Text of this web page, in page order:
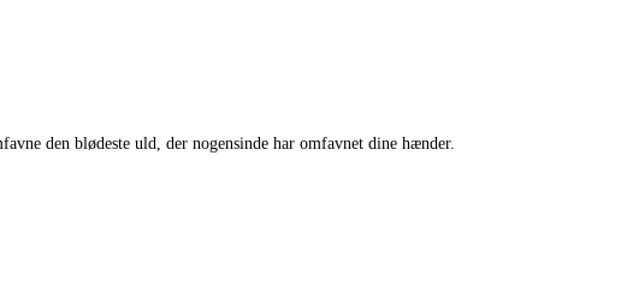
den blødeste uld, der nogensinde har omfavnet dine hænder.